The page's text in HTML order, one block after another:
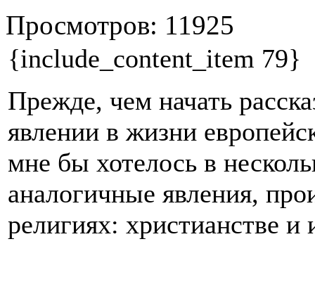
Просмотров: 11925
{include_content_item 79}
Прежде, чем начать
явлении в жизни
мне бы хотелось в
аналогичные явления,
религиях: христианстве и